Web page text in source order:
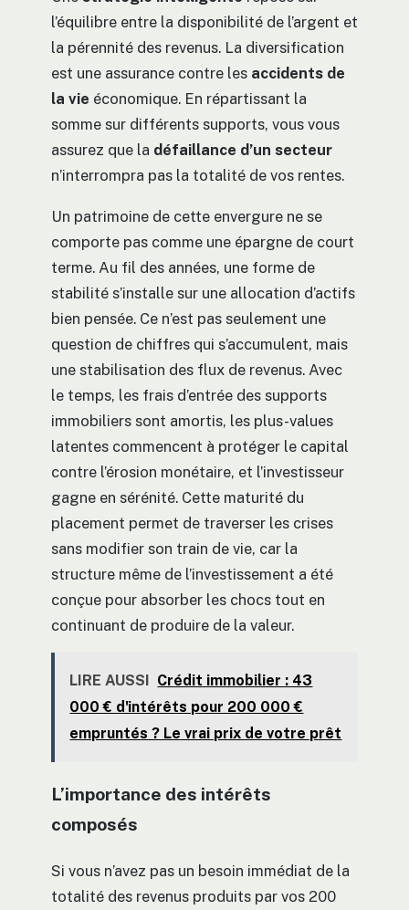
l’équilibre entre la disponibilité de l’argent et
la pérennité des revenus. La diversification
est une assurance contre les accidents de
la vie économique. En répartissant la
somme sur différents supports, vous vous
assurez que la défaillance d’un secteur
n’interrompra pas la totalité de vos rentes.
Un patrimoine de cette envergure ne se
comporte pas comme une épargne de court
terme. Au fil des années, une forme de
stabilité s’installe sur une allocation d’actifs
bien pensée. Ce n’est pas seulement une
question de chiffres qui s’accumulent, mais
une stabilisation des flux de revenus. Avec
le temps, les frais d’entrée des supports
immobiliers sont amortis, les plus-values
latentes commencent à protéger le capital
contre l’érosion monétaire, et l’investisseur
gagne en sérénité. Cette maturité du
placement permet de traverser les crises
sans modifier son train de vie, car la
structure même de l’investissement a été
conçue pour absorber les chocs tout en
continuant de produire de la valeur.
LIRE AUSSI
Crédit immobilier : 43
000 € d'intérêts pour 200 000 €
empruntés ? Le vrai prix de votre prêt
L’importance des intérêts
composés
Si vous n’avez pas un besoin immédiat de la
totalité des revenus produits par vos 200